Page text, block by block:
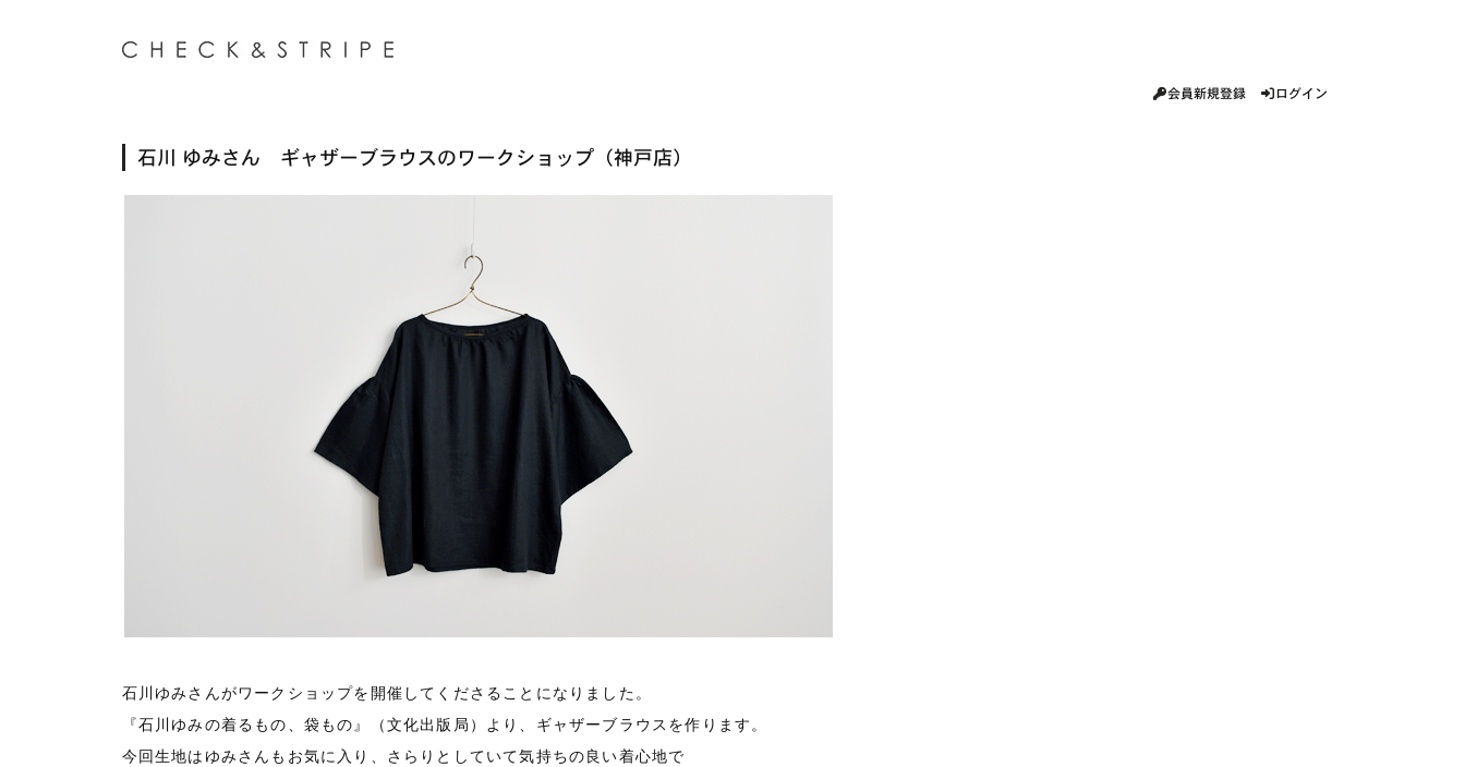
ログイン
会員新規登録
石川 ゆみさん ギャザーブラウスのワークショップ（神戸店）
石川ゆみさんがワークショップを開催してくださることになりました。
『石川ゆみの着るもの、袋もの』（文化出版局）より、ギャザーブラウスを作ります。
今回生地はゆみさんもお気に入り、さらりとしていて気持ちの良い着心地で